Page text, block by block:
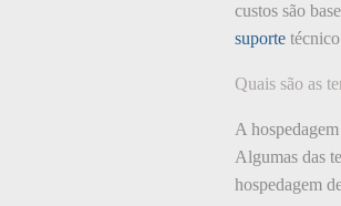
custos são
suporte
Quais são as
A
Algumas das
hospedagem